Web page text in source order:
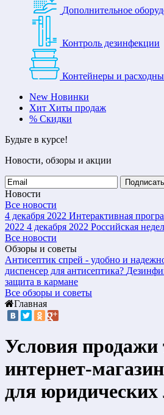
Дополнительное
Контроль дезинфекции
Контейнеры и
New Новинки
Хит Хиты продаж
% Скидки
Будьте в курсе!
Новости, обзоры и акции
Новости
Все новости
4 декабря 2022 Интерактивная
2022 4 декабря 2022 Российская
Все новости
Обзоры и советы
Антисептик спрей - удобно и
диспенсер для антисептика?
защита в кармане
Все обзоры и советы
Главная
Условия продажи
интернет-
для юридических